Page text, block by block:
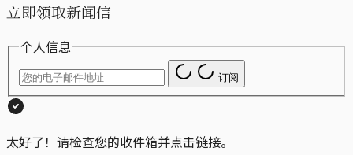
立即领取新闻信
个人信息
订阅
太好了！请检查您的收件箱并点击链接。